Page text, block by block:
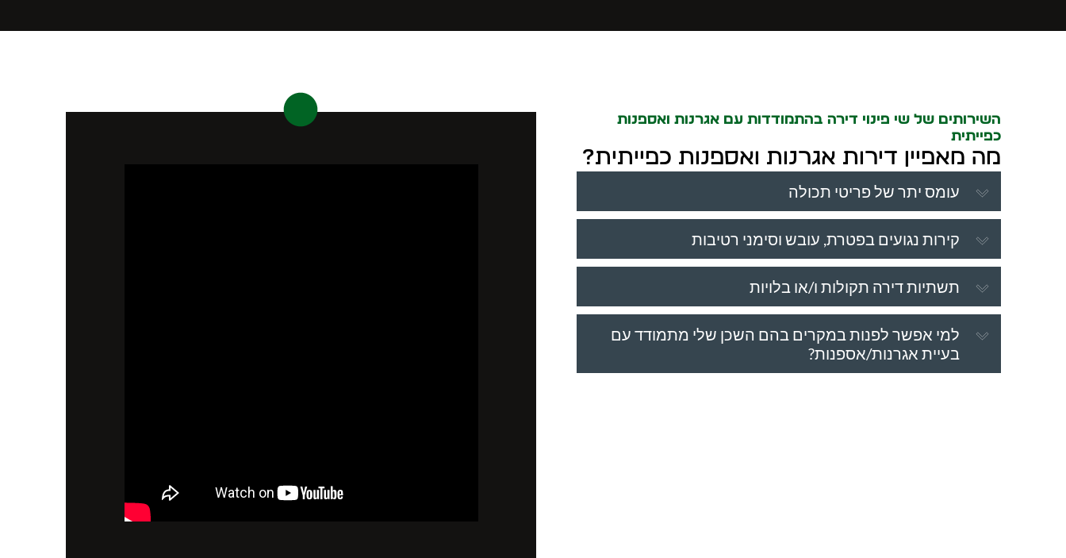
השירותים של שי פינוי דירה בהתמודדות עם אגרנות ואספנות
כפייתית
מה מאפיין דירות אגרנות ואספנות כפייתית?
עומס יתר של פריטי תכולה
קירות נגועים בפטרת, עובש וסימני רטיבות
תשתיות דירה תקולות ו/או בלויות
למי אפשר לפנות במקרים בהם השכן שלי מתמודד עם
בעיית אגרנות/אספנות?